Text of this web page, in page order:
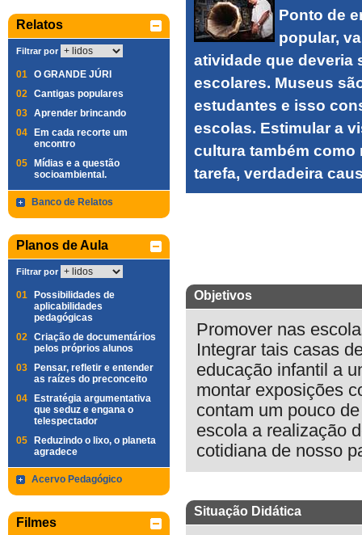
Relatos
Filtrar por
01 O GRANDE JÚRI
02 Cantigas populares
03 Aprender brincando
04
Em cada recorte um
encontro
05
Mídias e a questão
socioambiental.
Banco de Relatos
Planos de Aula
Filtrar por
01
Possibilidades de
aplicabilidades
pedagógicas
02 Criação de documentários
pelos próprios alunos
03
Pensar, refletir e entender
as raízes do preconceito
04
Estratégia argumentativa
que seduz e engana o
telespectador
05
Reduzindo o lixo, o planeta
agradece
Acervo Pedagógico
Filmes
Ponto de
popular,
atividade que deveria
escolares. Museus
estudantes e isso
escolas. Estimular a
cultura também como
tarefa, verdadeira
Objetivos
Promover nas
Integrar tais casas
educação infantil a
montar exposições
contam um pouco
escola a realização
cotidiana de nosso
Situação Didática